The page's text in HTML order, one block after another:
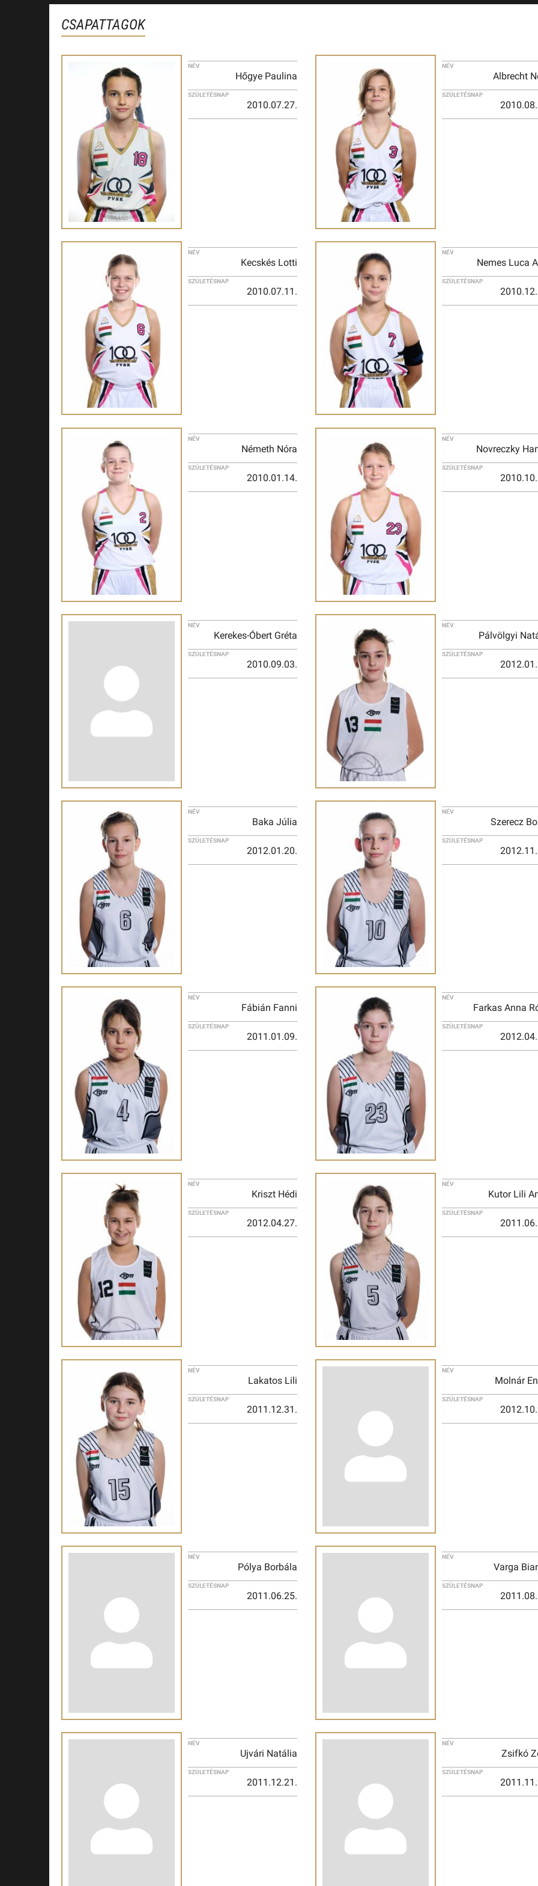
CSAPATTAGOK
NÉV
Hőgye Paulina
SZÜLETÉSNAP
2010.07.27.
NÉV
Albrecht
SZÜLETÉSNAP
NÉV
Kecskés Lotti
SZÜLETÉSNAP
2010.07.11.
NÉV
Nemes Luca
SZÜLETÉSNAP
NÉV
Németh Nóra
SZÜLETÉSNAP
2010.01.14.
NÉV
Novreczky
SZÜLETÉSNAP
NÉV
Kerekes-Óbert Gréta
SZÜLETÉSNAP
2010.09.03.
NÉV
Pálvölgyi
SZÜLETÉSNAP
NÉV
Baka Júlia
SZÜLETÉSNAP
2012.01.20.
NÉV
Szerecz
SZÜLETÉSNAP
NÉV
Fábián Fanni
SZÜLETÉSNAP
2011.01.09.
NÉV
Farkas Anna
SZÜLETÉSNAP
NÉV
Kriszt Hédi
SZÜLETÉSNAP
2012.04.27.
NÉV
Kutor Lili
SZÜLETÉSNAP
NÉV
Lakatos Lili
SZÜLETÉSNAP
2011.12.31.
NÉV
Molnár
SZÜLETÉSNAP
NÉV
Pólya Borbála
SZÜLETÉSNAP
2011.06.25.
NÉV
Varga
SZÜLETÉSNAP
NÉV
Ujvári Natália
SZÜLETÉSNAP
2011.12.21.
NÉV
Zsifkó
SZÜLETÉSNAP